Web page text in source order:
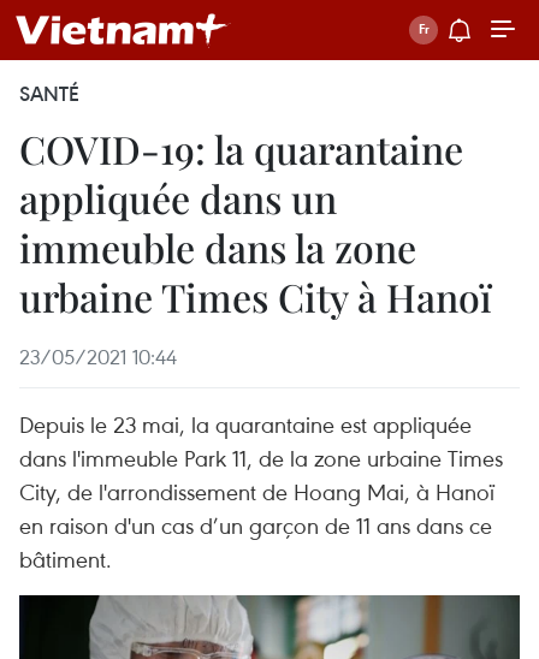
SANTÉ
COVID-19: la quarantaine
appliquée dans un
immeuble dans la zone
urbaine Times City à Hanoï
23/05/2021 10:44
Depuis le 23 mai, la quarantaine est appliquée
dans l'immeuble Park 11, de la zone urbaine Times
City, de l'arrondissement de Hoang Mai, à Hanoï
en raison d'un cas d’un garçon de 11 ans dans ce
bâtiment.